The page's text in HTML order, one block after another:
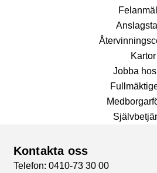
Kartor
Jobba
Kontakta oss
Telefon: 0410-73 30 00